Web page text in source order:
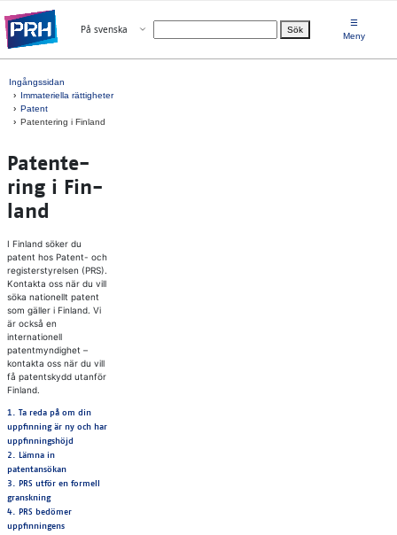
Välj språk
På svenska Öppna menyn Sök
☰
Meny
Ingångssidan
Immateriella rättigheter
Patent
Patentering i Finland
Pa­ten­te­
ring i Fin­
land
I Finland söker du
patent hos Patent- och
registerstyrelsen (PRS).
Kontakta oss när du vill
söka nationellt patent
som gäller i Finland. Vi
är också en
internationell
patentmyndighet –
kontakta oss när du vill
få patentskydd utanför
Finland.
1. Ta reda på om din
uppfinning är ny och har
uppfinningshöjd
2. Lämna in
patentansökan
3. PRS utför en formell
granskning
4. PRS bedömer
uppfinningens